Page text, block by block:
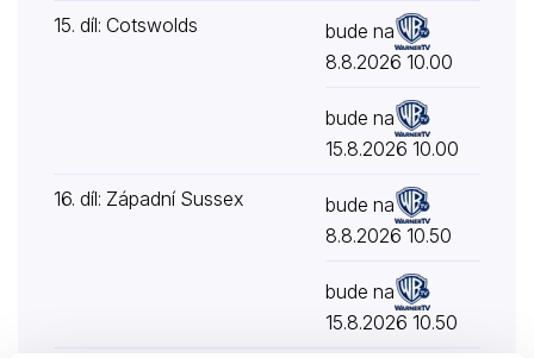
15. díl: Cotswolds
bude na
8.8.2026 10.00
bude na
15.8.2026 10.00
16. díl: Západní Sussex
bude na
8.8.2026 10.50
bude na
15.8.2026 10.50